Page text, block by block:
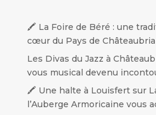
🖍️ La Foire de Béré : une
cœur du Pays de
Les Divas du Jazz à
vous musical devenu
🖍️ Une halte à Louisfert sur
l’Auberge Armoricaine vous